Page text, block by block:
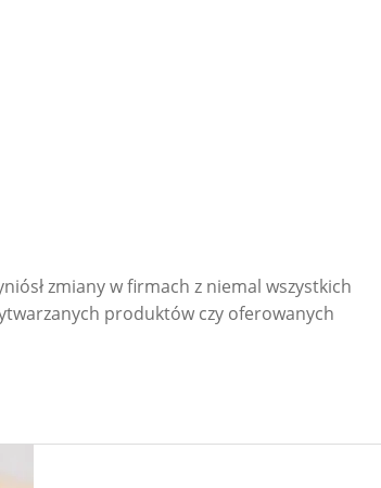
zmiany w firmach z niemal wszystkich
produktów czy oferowanych